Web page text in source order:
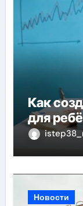
Как
для
Новости